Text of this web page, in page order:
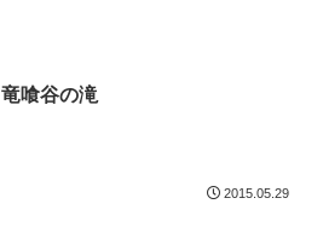
竜喰谷の滝
2015.05.29